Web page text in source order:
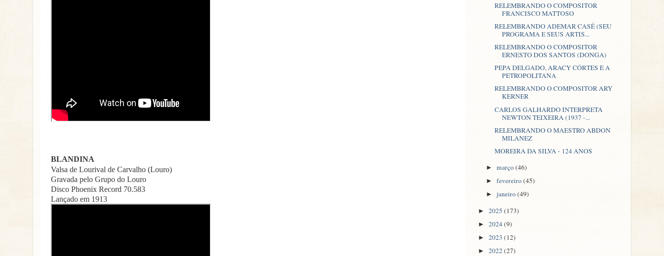
BLANDINA
Valsa de Lourival de Carvalho (Louro)
Gravada pelo Grupo do Louro
Disco Phoenix Record 70.583
Lançado em 1913
RELEMBRANDO O COMPOSITOR
FRANCISCO MATTOSO
RELEMBRANDO ADEMAR CASÉ (SEU
PROGRAMA E SEUS ARTIS...
RELEMBRANDO O COMPOSITOR
ERNESTO DOS SANTOS (DONGA)
PEPA DELGADO, ARACY CÔRTES E A
PETROPOLITANA
RELEMBRANDO O COMPOSITOR ARY
KERNER
CARLOS GALHARDO INTERPRETA
NEWTON TEIXEIRA (1937 -...
RELEMBRANDO O MAESTRO ABDON
MILANEZ
MOREIRA DA SILVA - 124 ANOS
►março(46)
►fevereiro(45)
►janeiro(49)
► 2025 (173)
► 2024(9)
► 2023 (12)
► 2022(27)